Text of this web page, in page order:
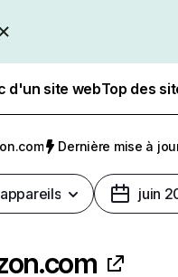
d'un site webTop des
Dernière mise à
juin